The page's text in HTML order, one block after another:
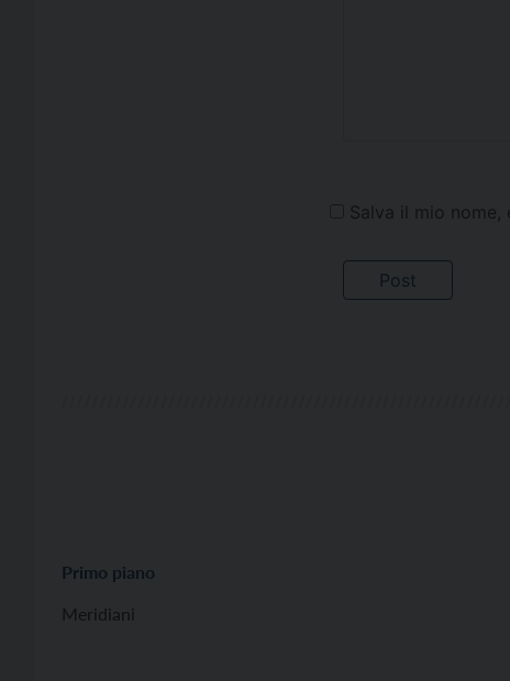
Salva il mio
Primo piano
Meridiani